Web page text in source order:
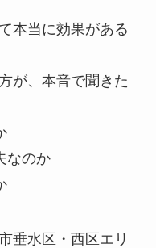
本当に効果がある
が、本音で聞きた
なのか
垂水区・西区エリ